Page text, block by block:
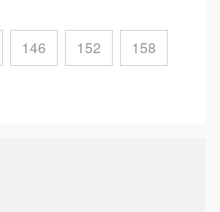
146 152 158